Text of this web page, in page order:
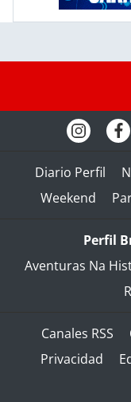
Diario Perfil
Weekend
Perfil
Aventuras Na
Canales RSS
Privacidad